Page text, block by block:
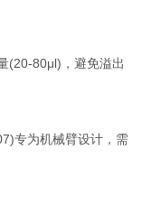
80μl)，避免溢出
专为机械臂设计，需